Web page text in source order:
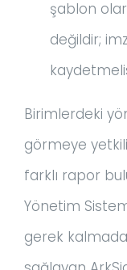
şablon
değildir;
Birimlerdeki
görmeye
farklı rapor
Yönetim
gerek